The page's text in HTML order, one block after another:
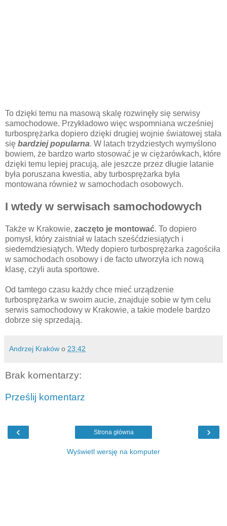
To dzięki temu na masową skalę rozwinęły się serwisy
samochodowe. Przykładowo więc wspomniana wcześniej
turbosprężarka dopiero dzięki drugiej wojnie światowej stała
się bardziej popularna. W latach trzydziestych wymyślono
bowiem, że bardzo warto stosować je w ciężarówkach, które
dzięki temu lepiej pracują, ale jeszcze przez długie latanie
była poruszana kwestia, aby turbosprężarka była
montowana również w samochodach osobowych.
I wtedy w serwisach samochodowych
Także w Krakowie, zaczęto je montować. To dopiero
pomysł, który zaistniał w latach sześćdziesiątych i
siedemdziesiątych. Wtedy dopiero turbosprężarka zagościła
w samochodach osobowy i de facto utworzyła ich nową
klasę, czyli auta sportowe.
Od tamtego czasu każdy chce mieć urządzenie
turbosprężarka w swoim aucie, znajduje sobie w tym celu
serwis samochodowy w Krakowie, a takie modele bardzo
dobrze się sprzedają.
Andrzej Kraków o 23:42
Brak komentarzy:
Prześlij komentarz
‹ ›
Strona główna
Wyświetl wersję na komputer